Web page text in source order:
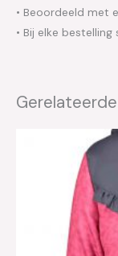
• Beoordeeld met
• Bij elke
€74.95.
prijs